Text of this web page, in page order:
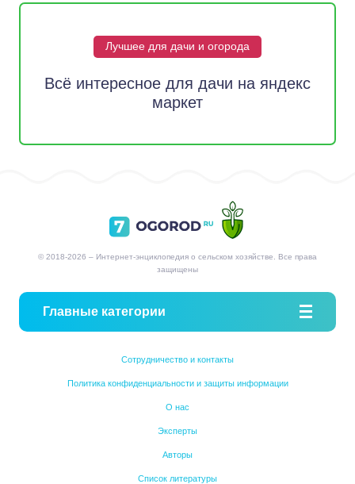
Лучшее для дачи и огорода
Всё интересное для дачи на яндекс
маркет
© 2018-2026 – Интернет-энциклопедия о сельском хозяйстве. Все права
защищены
Главные категории
Сотрудничество и контакты
Политика конфиденциальности и защиты информации
О нас
Эксперты
Авторы
Список литературы